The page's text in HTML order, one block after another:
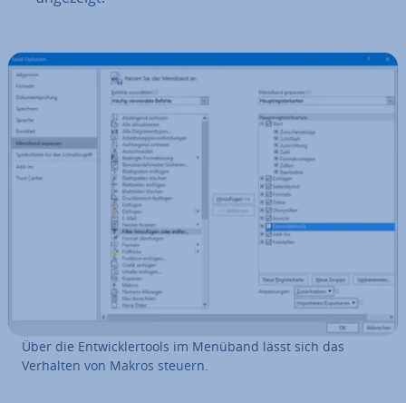
Über die Ent­wick­ler­tools im Menüband lässt sich das
Verhalten von Makros steuern.